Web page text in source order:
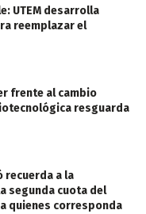
UTEM desarrolla
reemplazar el
frente al cambio
resguarda
recuerda a la
segunda cuota del
quienes corresponda